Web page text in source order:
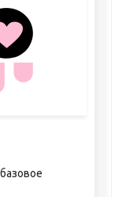
материалы для
до и после
и шугаринга